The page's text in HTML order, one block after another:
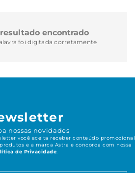
encontrado
foi digitada corretamente
nossas novidades
você aceita receber conteúdo promocional
e a marca Astra e concorda com nossa
de Privacidade.